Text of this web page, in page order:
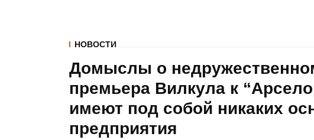
НОВОСТИ
Домыслы о
премьера Вилкула к
имеют под собой никаких
предприятия